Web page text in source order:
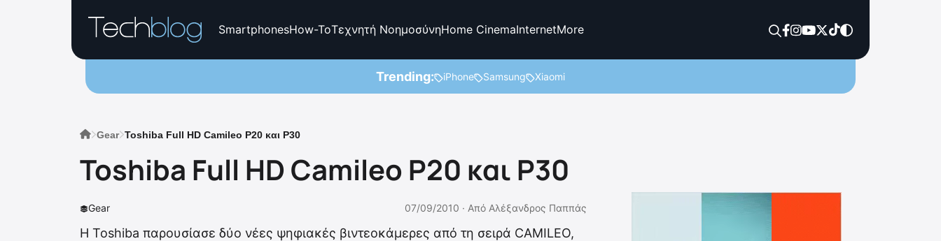
SmartphonesHow-ToΤεχνητή ΝοημοσύνηHome CinemaInternetMore
Trending: iPhone Samsung Xiaomi
Gear Toshiba Full HD Camileo P20 και P30
Toshiba Full HD Camileo P20 και P30
Gear 07/09/2010 · Από Αλέξανδρος Παππάς
Η Toshiba παρουσίασε δύο νέες ψηφιακές βιντεοκάμερες από τη σειρά CAMILEO,